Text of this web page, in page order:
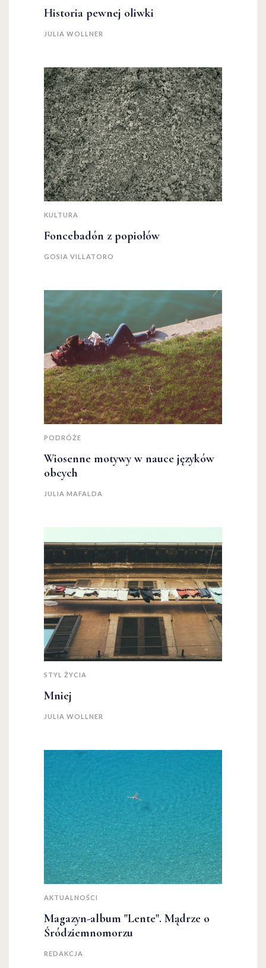
Historia pewnej oliwki
JULIA WOLLNER
KULTURA
Foncebadón z popiołów
GOSIA VILLATORO
PODRÓŻE
Wiosenne motywy w nauce języków
obcych
JULIA MAFALDA
STYL ŻYCIA
Mniej
JULIA WOLLNER
AKTUALNOŚCI
Magazyn-album "Lente". Mądrze o
Śródziemnomorzu
REDAKCJA